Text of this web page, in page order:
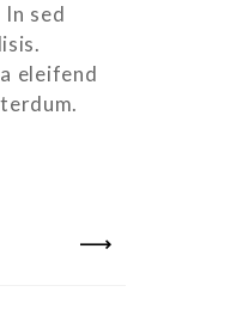
sed
eleifend
NEXT